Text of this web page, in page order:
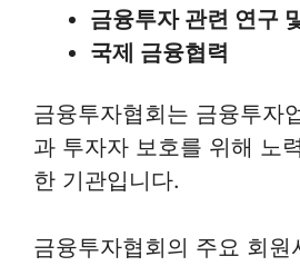
금융투자 관련 연구
국제 금융협력
금융투자협회는 금융투자
과 투자자 보호를 위해 노
한 기관입니다.
금융투자협회의 주요 회